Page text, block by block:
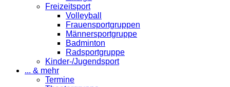
Freizeitsport
Volleyball
Frauensportgruppen
Männersportgruppe
Badminton
Radsportgruppe
Kinder-/Jugendsport
... & mehr
Termine